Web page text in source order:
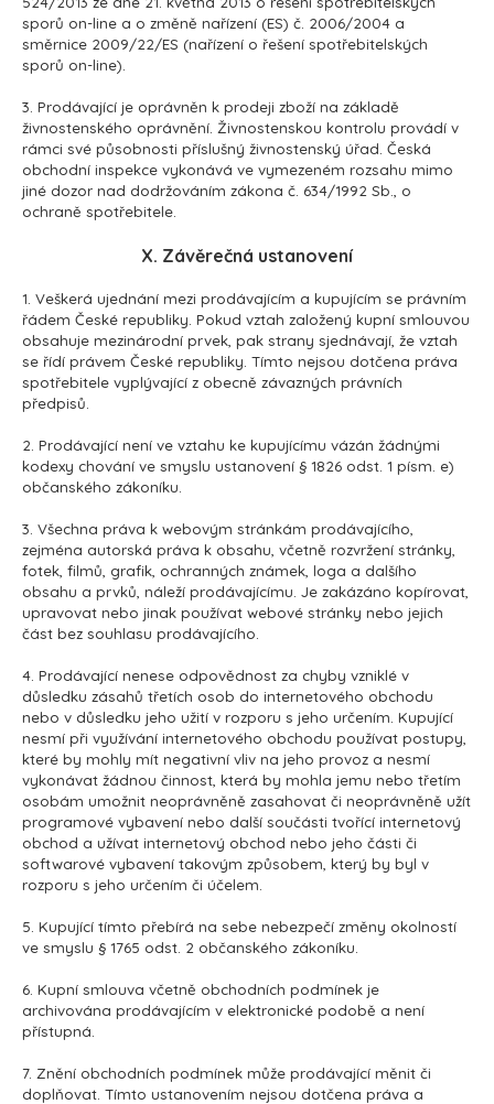
sporů on-line a o změně nařízení (ES) č. 2006/2004 a
směrnice 2009/22/ES (nařízení o řešení spotřebitelských
sporů on-line).
3. Prodávající je oprávněn k prodeji zboží na základě
živnostenského oprávnění. Živnostenskou kontrolu provádí v
rámci své působnosti příslušný živnostenský úřad. Česká
obchodní inspekce vykonává ve vymezeném rozsahu mimo
jiné dozor nad dodržováním zákona č. 634/1992 Sb., o
ochraně spotřebitele.
X. Závěrečná ustanovení
1. Veškerá ujednání mezi prodávajícím a kupujícím se právním
řádem České republiky. Pokud vztah založený kupní smlouvou
obsahuje mezinárodní prvek, pak strany sjednávají, že vztah
se řídí právem České republiky. Tímto nejsou dotčena práva
spotřebitele vyplývající z obecně závazných právních
předpisů.
2. Prodávající není ve vztahu ke kupujícímu vázán žádnými
kodexy chování ve smyslu ustanovení § 1826 odst. 1 písm. e)
občanského zákoníku.
3. Všechna práva k webovým stránkám prodávajícího,
zejména autorská práva k obsahu, včetně rozvržení stránky,
fotek, filmů, grafik, ochranných známek, loga a dalšího
obsahu a prvků, náleží prodávajícímu. Je zakázáno kopírovat,
upravovat nebo jinak používat webové stránky nebo jejich
část bez souhlasu prodávajícího.
4. Prodávající nenese odpovědnost za chyby vzniklé v
důsledku zásahů třetích osob do internetového obchodu
nebo v důsledku jeho užití v rozporu s jeho určením. Kupující
nesmí při využívání internetového obchodu používat postupy,
které by mohly mít negativní vliv na jeho provoz a nesmí
vykonávat žádnou činnost, která by mohla jemu nebo třetím
osobám umožnit neoprávněně zasahovat či neoprávněně užít
programové vybavení nebo další součásti tvořící internetový
obchod a užívat internetový obchod nebo jeho části či
softwarové vybavení takovým způsobem, který by byl v
rozporu s jeho určením či účelem.
5. Kupující tímto přebírá na sebe nebezpečí změny okolností
ve smyslu § 1765 odst. 2 občanského zákoníku.
6. Kupní smlouva včetně obchodních podmínek je
archivována prodávajícím v elektronické podobě a není
přístupná.
7. Znění obchodních podmínek může prodávající měnit či
doplňovat. Tímto ustanovením nejsou dotčena práva a